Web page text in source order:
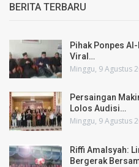
BERITA TERBARU
Pihak Ponpes
Viral…
Minggu, 9 Agustus
Persaingan
Lolos Audisi…
Minggu, 9 Agustus
Riffi Amalsyah:
Bergerak